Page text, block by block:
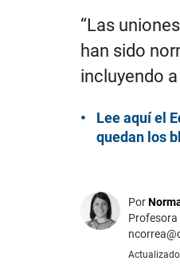
“Las
han sido
incluyendo
Lee aquí el
quedan los
Por
Profesora